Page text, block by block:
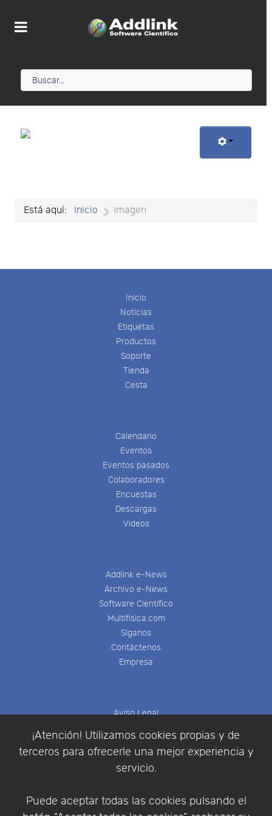
¡Atención! Utilizamos cookies propias y de
terceros para ofrecerle una mejor experiencia y
servicio.
Puede aceptar todas las cookies pulsando el
Está aquí: Inicio Imagen
Inicio
Noticias
Etiquetas
Productos
Soporte
Tienda
Cesta
Calendario
Eventos
Eventos pasados
Colaboradores
Encuestas
Descargas
Videos
Addlink e-News
Archivo e-News
Software Científico
Multifisica.com
Síganos
Contáctenos
Empresa
Aviso Legal
Política de Privacidad
Condiciones de compra
Identificarse